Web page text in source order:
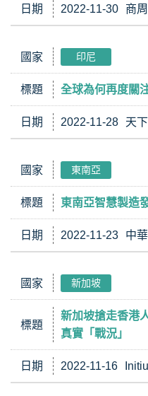
日期 2022-11-30 商周
國家 印尼
標題 全球為何再度關
日期 2022-11-28 天下
國家 東南亞
標題 東南亞智慧製造
日期 2022-11-23 中
國家 新加坡
標題
新加坡搶走香港
真實「戰況」
日期 2022-11-16